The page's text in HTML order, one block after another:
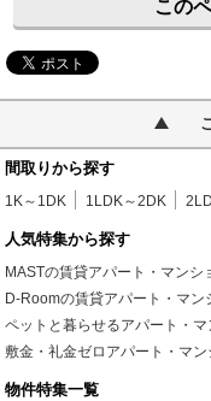
この
間取りから探す
1K～1DK 1LDK～2DK
人気特集から探す
MASTの賃貸アパート・マンシ
D-Roomの賃貸アパート・マン
ペットと暮らせるアパート・マ
敷金・礼金ゼロアパート・マン
物件特集一覧